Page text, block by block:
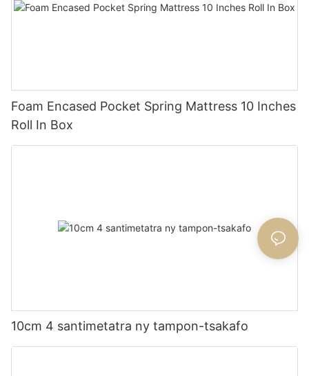
Foam Encased Pocket Spring Mattress 10 Inches
Roll In Box
10cm 4 santimetatra ny tampon-tsakafo